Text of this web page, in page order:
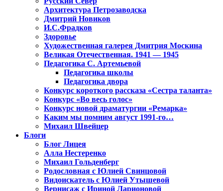
Архитектура Петрозаводска
Дмитрий Новиков
И.С.Фрадков
Здоровье
Художественная галерея Дмитрия Москина
Великая Отечественная. 1941 — 1945
Педагогика С. Артемьевой
Педагогика школы
Педагогика двора
Конкурс короткого рассказа «Сестра таланта»
Конкурс «Во весь голос»
Конкурс новой драматургии «Ремарка»
Каким мы помним август 1991-го…
Михаил Швейцер
Блоги
Блог Лицея
Алла Нестеренко
Михаил Гольденберг
Родословная с Юлией Свинцовой
Видоискатель с Юлией Утышевой
Вернисаж с Ириной Ларионовой